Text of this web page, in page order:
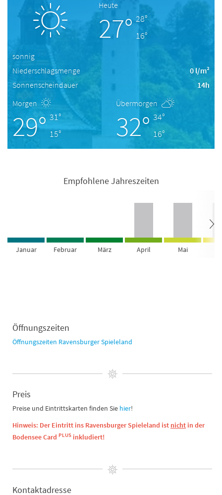
Heute
27° 28°
16°
sonnig
Niederschlagsmenge
0 l/m²
Sonnenscheindauer
14h
Morgen
29° 31°
15°
Übermorgen
32° 34°
16°
Empfohlene Jahreszeiten
Januar Februar März April Mai
Öffnungszeiten
Öffnungszeiten Ravensburger Spieleland
Preis
Preise und Eintrittskarten finden Sie hier!
Hinweis: Der Eintritt ins Ravensburger Spieleland ist nicht in der
Bodensee Card PLUS inkludiert!
Kontaktadresse